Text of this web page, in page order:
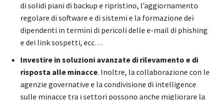
di solidi piani di backup e ripristino, l’aggiornamento
regolare di software e di sistemi e la formazione dei
dipendenti in termini di pericoli delle e-mail di phishing
e dei link sospetti, ecc…
Investire in soluzioni avanzate di rilevamento e di
risposta alle minacce. Inoltre, la collaborazione con le
agenzie governative e la condivisione di intelligence
sulle minacce tra i settori possono anche migliorare la